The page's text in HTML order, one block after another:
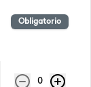
Obligatorio
0